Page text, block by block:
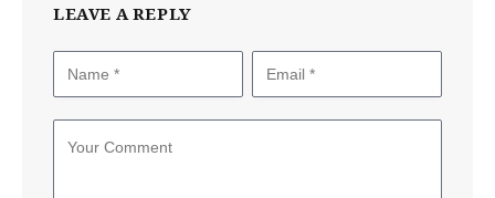
LEAVE A REPLY